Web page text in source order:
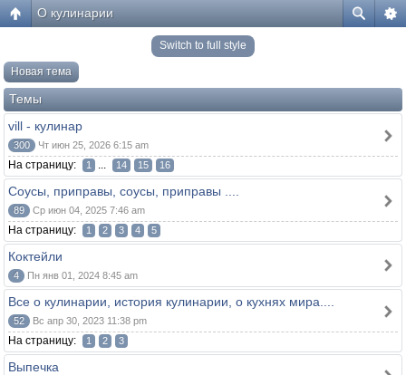
О кулинарии
Switch to full style
Новая тема
Темы
vill - кулинар
300 Чт июн 25, 2026 6:15 am
На страницу: 1 ... 14 15 16
Соусы, приправы, соусы, приправы ....
89 Ср июн 04, 2025 7:46 am
На страницу: 1 2 3 4 5
Коктейли
4 Пн янв 01, 2024 8:45 am
Все о кулинарии, история кулинарии, о кухнях мира....
52 Вс апр 30, 2023 11:38 pm
На страницу: 1 2 3
Выпечка